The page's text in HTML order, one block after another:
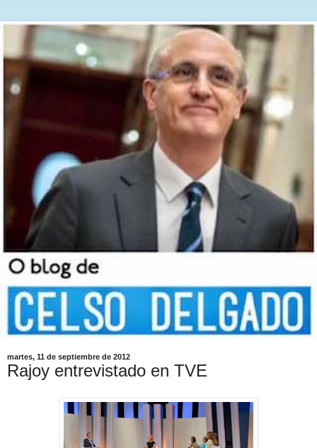
martes, 11 de septiembre de 2012
Rajoy entrevistado en TVE